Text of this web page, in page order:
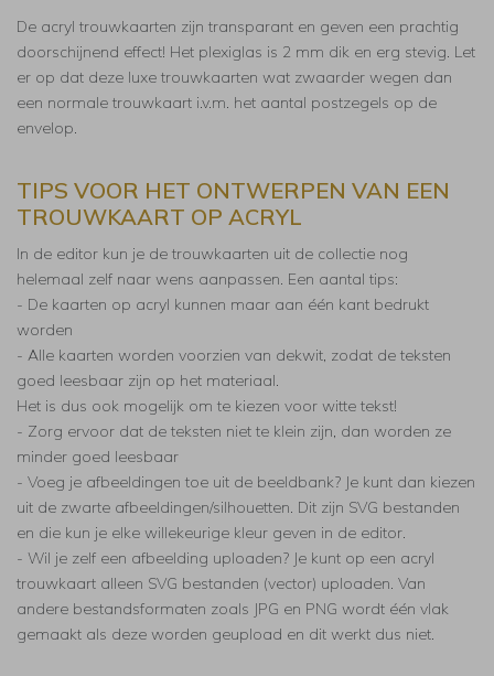
De acryl trouwkaarten zijn transparant en geven een prachtig
doorschijnend effect! Het plexiglas is 2 mm dik en erg stevig. Let
er op dat deze luxe trouwkaarten wat zwaarder wegen dan
een normale trouwkaart i.v.m. het aantal postzegels op de
envelop.
TIPS VOOR HET ONTWERPEN VAN EEN
TROUWKAART OP ACRYL
In de editor kun je de trouwkaarten uit de collectie nog
helemaal zelf naar wens aanpassen. Een aantal tips:
- De kaarten op acryl kunnen maar aan één kant bedrukt
worden
- Alle kaarten worden voorzien van dekwit, zodat de teksten
goed leesbaar zijn op het materiaal.
Het is dus ook mogelijk om te kiezen voor witte tekst!
- Zorg ervoor dat de teksten niet te klein zijn, dan worden ze
minder goed leesbaar
- Voeg je afbeeldingen toe uit de beeldbank? Je kunt dan kiezen
uit de zwarte afbeeldingen/silhouetten. Dit zijn SVG bestanden
en die kun je elke willekeurige kleur geven in de editor.
- Wil je zelf een afbeelding uploaden? Je kunt op een acryl
trouwkaart alleen SVG bestanden (vector) uploaden. Van
andere bestandsformaten zoals JPG en PNG wordt één vlak
gemaakt als deze worden geupload en dit werkt dus niet.